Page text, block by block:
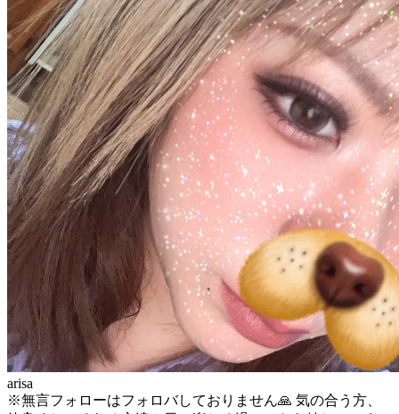
arisa
※無言フォローはフォロバしておりません🙏 気の合う方、